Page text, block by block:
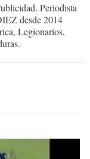
Periodista
desde 2014
Legionarios,